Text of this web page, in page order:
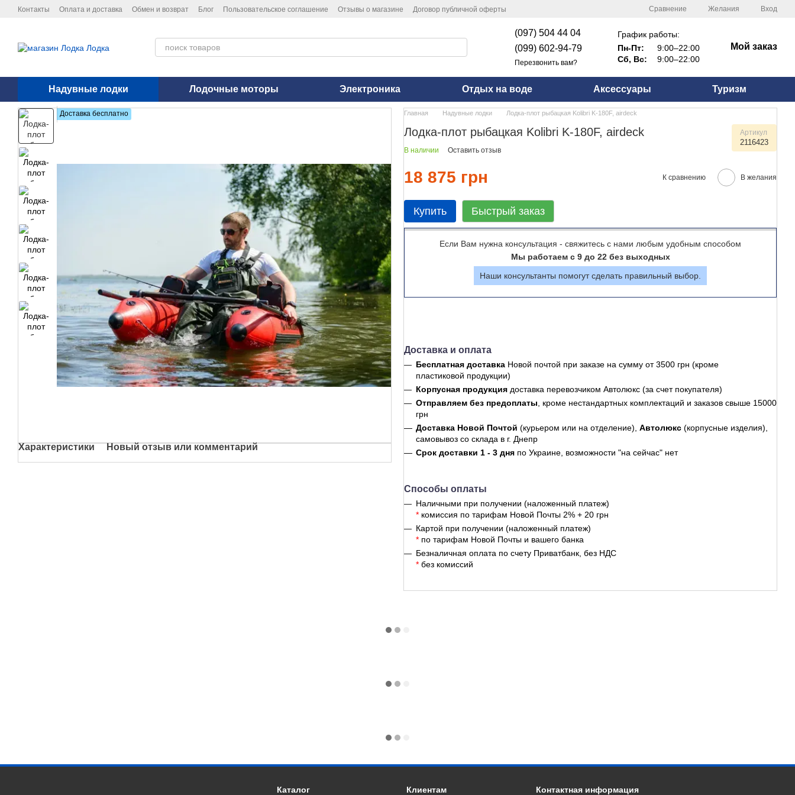
Перейти к основному контенту
Контакты Оплата и доставка Обмен и возврат Блог Пользовательское соглашение Отзывы о магазине
Договор публичной оферты
Сравнение Желания Вход
(097) 504 44 04
(099) 602-94-79
Перезвонить вам?
График работы:
Пн-Пт:
9:00–22:00
Сб, Вс:
9:00–22:00
Мой заказ
Надувные лодки Лодочные моторы Электроника Отдых на воде Аксессуары Туризм
Доставка бесплатно
Характеристики Новый отзыв или комментарий
Главная Надувные лодки Лодка-плот рыбацкая Kolibri K-180F, airdeck
Лодка-плот рыбацкая Kolibri K-180F, airdeck Артикул
2116423
В наличии Оставить отзыв
18 875 грн К сравнению В желания
Купить Быстрый заказ
Если Вам нужна консультация - свяжитесь с нами любым удобным способом
Мы работаем с 9 до 22 без выходных
Наши консультанты помогут сделать правильный выбор.
Доставка и оплата
Бесплатная доставка Новой почтой при заказе на сумму от 3500 грн (кроме
пластиковой продукции)
Корпусная продукция доставка перевозчиком Автолюкс (за счет покупателя)
Отправляем без предоплаты, кроме нестандартных комплектаций и заказов свыше 15000
грн
Доставка Новой Почтой (курьером или на отделение), Автолюкс (корпусные изделия),
самовывоз со склада в г. Днепр
Срок доставки 1 - 3 дня по Украине, возможности "на сейчас" нет
Способы оплаты
Наличными при получении (наложенный платеж)
* комиссия по тарифам Новой Почты 2% + 20 грн
Картой при получении (наложенный платеж)
* по тарифам Новой Почты и вашего банка
Безналичная оплата по счету Приватбанк, без НДС
* без комиссий
Каталог Клиентам Контактная информация